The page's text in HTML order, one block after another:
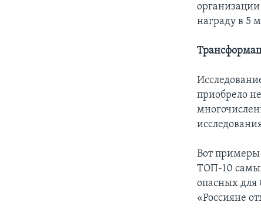
награду в 5
приобрело
Вот примеры
ТОП-10
опасных для
«Россияне